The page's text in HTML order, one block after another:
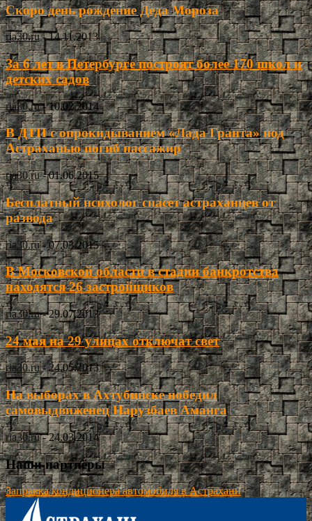
Скоро день рождение Деда Мороза
ria30.ru - 14.11.2013
За 6 лет в Петербурге построят более 170 школ и
детских садов
ria30.ru - 10.02.2014
В ДТП с опрокидыванием «Лада Гранта» под
Астраханью погиб пассажир
ria30.ru - 01.06.2015
Бесплатный психолог спасет астраханцев от
развода
ria30.ru - 07.03.2015
В Московской области в стадии банкротства
находятся 26 застройщиков
ria30.ru - 29.07.2013
24 мая на 29 улицах отключат свет
ria30.ru - 24.05.2013
На выборах в Ахтубинске победил
самовыдвиженец Нарузбаев Аманга
ria30.ru - 24.03.2014
Наши партнёры
Заправка кондиционера автомобиля в Астрахани